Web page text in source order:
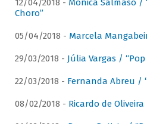
12/04/2018 - Mônica Salmaso /
Choro”
05/04/2018 - Marcela
29/03/2018 - Júlia Vargas /
22/03/2018 - Fernanda Abreu /
08/02/2018 - Ricardo de Oliveira